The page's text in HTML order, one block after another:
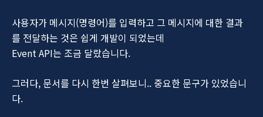
사용자가 메시지(명령어)를 입력하고 그 메시지에 대한 결과
를 전달하는 것은 쉽게 개발이 되었는데
Event API는 조금 달랐습니다.
그러다, 문서를 다시 한번 살펴보니.. 중요한 문구가 있었습니
다.